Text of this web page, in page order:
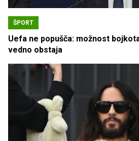
ŠPORT
Uefa ne popušča: možnost
vedno obstaja